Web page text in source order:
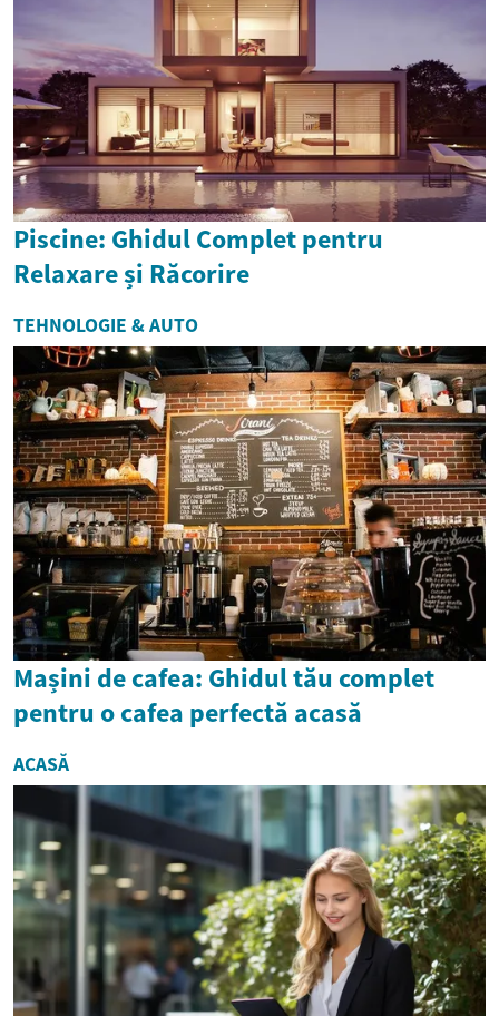
Piscine: Ghidul Complet pentru
Relaxare și Răcorire
TEHNOLOGIE & AUTO
Mașini de cafea: Ghidul tău complet
pentru o cafea perfectă acasă
ACASĂ